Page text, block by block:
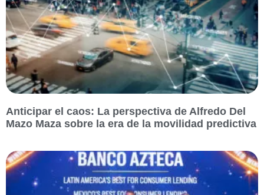
Anticipar el caos: La perspectiva de Alfredo Del
Mazo Maza sobre la era de la movilidad predictiva